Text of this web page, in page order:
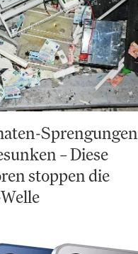
Sprengungen
– Diese
stoppen die